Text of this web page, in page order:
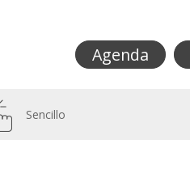
Agenda
Sencillo